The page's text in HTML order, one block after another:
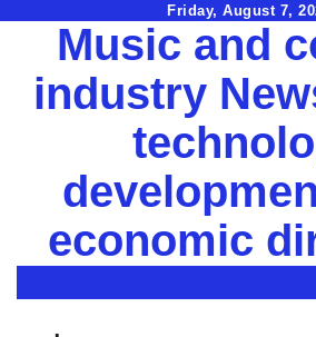
Friday, August 7,
Music and
industry
economic